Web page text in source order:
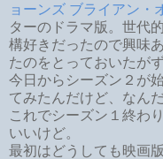
ョーンズ ブライアン・
ターのドラマ版。世代
構好きだったので興味
たのをとっておいたが
今日からシーズン２が
てみたんだけど、なん
これでシーズン１終わ
いいけど。
最初はどうしても映画